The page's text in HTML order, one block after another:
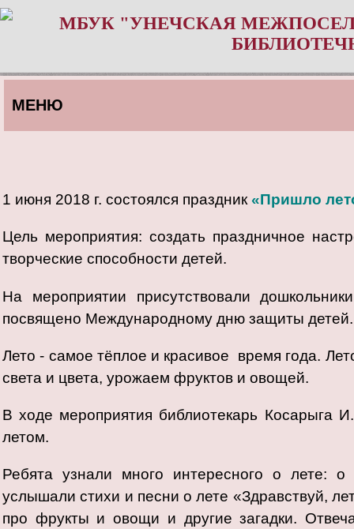
МБУК "УНЕЧСКАЯ
МЕНЮ
1 июня 2018 г. состоялся праздник «Пришло
Цель мероприятия: создать праздничное
творческие способности детей.
На мероприятии присутствовали
посвящено Международному дню защиты детей.
Лето - самое тёплое и красивое время года.
света и цвета, урожаем фруктов и овощей.
В ходе мероприятия библиотекарь
летом.
Ребята узнали много интересного о лете:
услышали стихи и песни о лете «Здравствуй,
про фрукты и овощи и другие загадки.